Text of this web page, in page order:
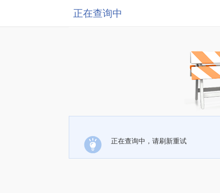
正在查询中
正在查询中，请刷新重试